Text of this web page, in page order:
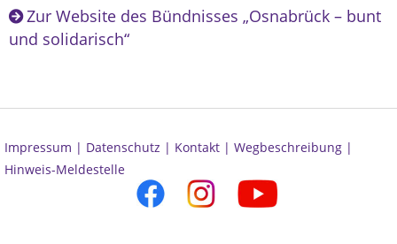
Zur Website des Bündnisses „Osnabrück – bunt
und solidarisch“
Impressum | Datenschutz | Kontakt | Wegbeschreibung |
Hinweis-Meldestelle